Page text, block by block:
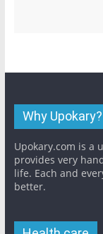
Why Upokary?
Upokary.com is a
provides very
life. Each and
better.